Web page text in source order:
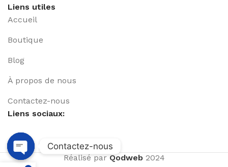
Liens utiles
Accueil
Boutique
Blog
À propos de nous
Contactez-nous
Liens sociaux:
Réalisé par Qodweb2024
Contactez-nous